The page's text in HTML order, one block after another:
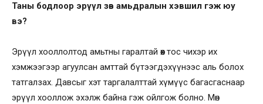
Таны бодлоор эрүүл зөв амьдралын хэвшил гэж юу
вэ?
Эрүүл хооллолтод амьтны гаралтай өөх тос чихэр их
хэмжээгээр агуулсан амттай бүтээгдэхүүнээс аль болох
татгалзах. Давсыг хэт таргалалттай хүмүүс багасгаснаар
эрүүл хооллож эхэлж байна гэж ойлгож болно. Мөн